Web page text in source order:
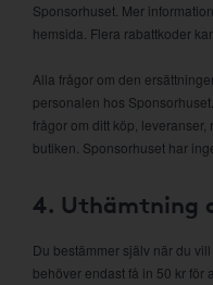
Sponsorhuset. Mer
hemsida. Flera rabattkoder
Alla frågor om den
personalen hos
frågor om ditt köp,
butiken. Sponsorhuset har
4. Uthämtning
Du bestämmer själv när du
behöver endast få in 50 kr för